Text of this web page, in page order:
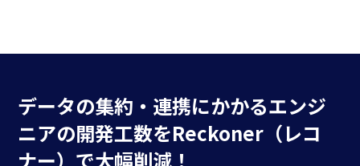
データの集約・連携にかかるエンジ
ニアの開発工数をReckoner（レコ
ナー）で大幅削減！